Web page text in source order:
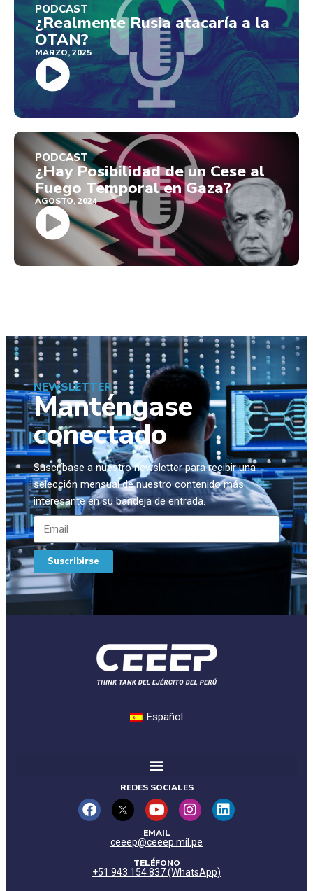
PODCAST
¿Realmente Rusia atacaría a la
OTAN?
MARZO, 2025
PODCAST
¿Hay Posibilidad de un Cese al
Fuego Temporal en Gaza?
AGOSTO, 2024
NEWSLETTER
Manténgase
conectado
Suscríbase a nuestro newsletter para recibir una
selección mensual de nuestro contenido más
interesante en su bandeja de entrada.
Suscribirse
Español
REDES SOCIALES
EMAIL
ceeep@ceeep.mil.pe
TELÉFONO
+51 943 154 837 (WhatsApp)